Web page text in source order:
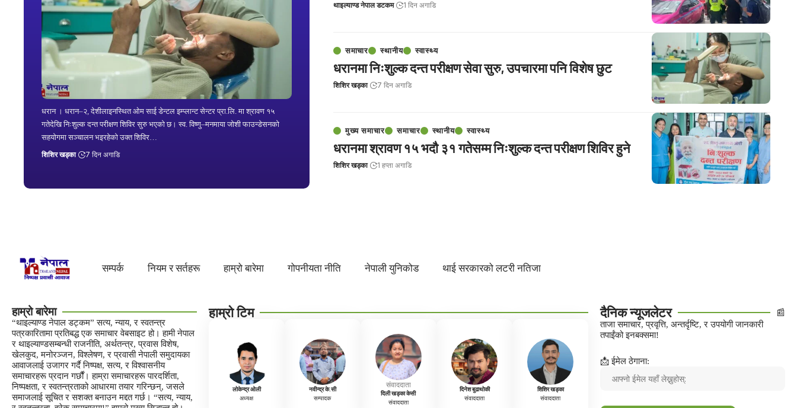
धरान । धरान–२, देशीलाइनस्थित ओम साई डेन्टल इम्प्लान्ट सेन्टर प्रा.लि. मा श्रावण १५
गतेदेखि निःशुल्क दन्त परीक्षण शिविर सुरु भएको छ। स्व. विष्णु–मनमाया जोशी फाउन्डेसनको
सहयोगमा सञ्चालन भइरहेको उक्त शिविर…
शिशिर खड्का
7 दिन अगाडि
थाइल्याण्ड नेपाल डटकम 1 दिन अगाडि
समाचार स्थानीय स्वास्थ्य
धरानमा निःशुल्क दन्त परीक्षण सेवा सुरु, उपचारमा पनि विशेष छुट
शिशिर खड्का 7 दिन अगाडि
मुख्य समाचार समाचार स्थानीय स्वास्थ्य
धरानमा श्रावण १५ भदौ ३१ गतेसम्म निःशुल्क दन्त परीक्षण शिविर हुने
शिशिर खड्का 1 हप्ता अगाडि
सम्पर्क नियम र सर्तहरू हाम्रो बारेमा गोपनीयता नीति नेपाली युनिकोड थाई सरकारको लटरी नतिजा
हाम्रो बारेमा
“थाइल्याण्ड नेपाल डट्कम” सत्य, न्याय, र स्वतन्त्र
पत्रकारितामा प्रतिबद्ध एक समाचार वेबसाइट हो। हामी नेपाल
र थाइल्याण्डसम्बन्धी राजनीति, अर्थतन्त्र, प्रवास विशेष,
खेलकुद, मनोरञ्जन, विश्लेषण, र प्रवासी नेपाली समुदायका
आवाजलाई उजागर गर्दै निष्पक्ष, सत्य, र विश्वासनीय
समाचारहरू प्रदान गर्छौं। हाम्रा समाचारहरू पारदर्शिता,
निष्पक्षता, र स्वतन्त्रताको आधारमा तयार गरिन्छन्, जसले
समाजलाई सूचित र सशक्त बनाउन मद्दत गर्छ। “सत्य, न्याय,
हाम्रो टिम
लोकेन्द्र ओली
अध्यक्ष
नवीन्द्र के.सी
सम्पादक
संवाददाता
दिली खड्का केसी
संवाददाता
दिनेश बुढाथोकी
संवाददाता
शिशिर खड्का
संवाददाता
दैनिक न्यूजलेटर 📰
ताजा समाचार, प्रवृत्ति, अन्तर्दृष्टि, र उपयोगी जानकारी
तपाईंको इनबक्समा!
📩 ईमेल ठेगाना: